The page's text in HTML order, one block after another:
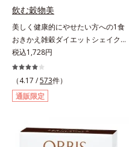
飲む穀物美
美しく健康的にやせたい方への1食
おきかえ雑穀ダイエットシェイク。
豆乳や牛乳などと粉を混ぜるだけで
簡単、1食おきかえ雑穀ダイエット
シェイクです。サクサクッと噛める
食感豊かな大豆フレークが、噛むこ
とで食欲を満たしてくれます。さら
ンナンがおなかの中で膨らみ、満足
感をアップ。豊富な栄養素でキレイ
税込1,728円
（4.17 /573件）
通販限定